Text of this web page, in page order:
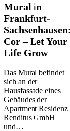
Mural
in
Frankfurt-
Sachsenhausen:
Cor
–
Let
Life
Grow
Mural in
Frankfurt-
Sachsenhausen:
Cor – Let Your
Life Grow
Das Mural befindet
sich an der
Hausfassade eines
Gebäudes der
Apartment Residenz
Renditus GmbH
und…